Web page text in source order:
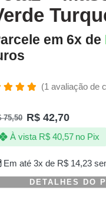
em 6x de
de 5,
(1avaliação de
75,50 R$ 42,70
Em até 3x de R$14,23
À vista R$40,57 no Pix
DETALHES DO